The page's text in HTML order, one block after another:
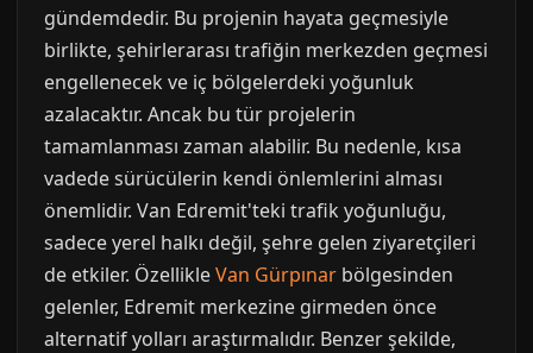
gündemdedir. Bu projenin hayata geçmesiyle
birlikte, şehirlerarası trafiğin merkezden geçmesi
engellenecek ve iç bölgelerdeki yoğunluk
azalacaktır. Ancak bu tür projelerin
tamamlanması zaman alabilir. Bu nedenle, kısa
vadede sürücülerin kendi önlemlerini alması
önemlidir. Van Edremit'teki trafik yoğunluğu,
sadece yerel halkı değil, şehre gelen ziyaretçileri
de etkiler. ÖzellikleVan Gürpınar bölgesinden
gelenler, Edremit merkezine girmeden önce
alternatif yolları araştırmalıdır. Benzer şekilde,